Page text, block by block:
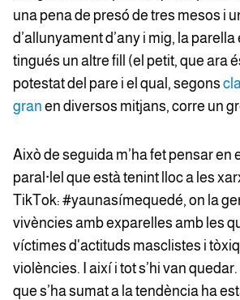
una pena de presó de tres mesos i
d’allunyament d’any i mig, la
tingués un altre fill (el petit, que ara
potestat del pare i el qual, segons
gran en diversos mitjans, corre un
Això de seguida m’ha fet pensar en
paral·lel que està tenint lloc a les
TikTok: #yaunasímequedé, on la
vivències amb exparelles amb les
víctimes d'actituds masclistes i
violències. I així i tot s’hi van
que s’ha sumat a la tendència ha